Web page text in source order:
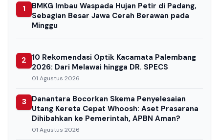
1
BMKG Imbau Waspada Hujan Petir di Padang,
Sebagian Besar Jawa Cerah Berawan pada
Minggu
2
10 Rekomendasi Optik Kacamata Palembang
2026: Dari Melawai hingga DR. SPECS
01 Agustus 2026
3
Danantara Bocorkan Skema Penyelesaian
Utang Kereta Cepat Whoosh: Aset Prasarana
Dihibahkan ke Pemerintah, APBN Aman?
01 Agustus 2026